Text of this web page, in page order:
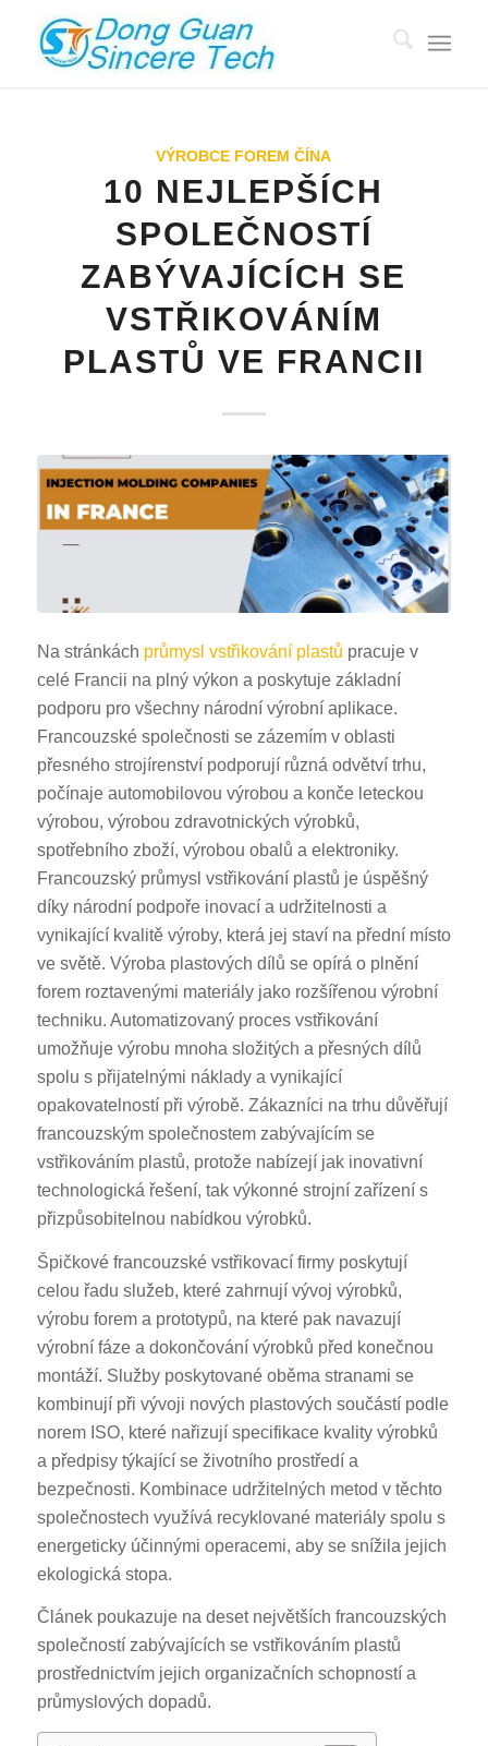
VÝROBCE FOREM ČÍNA
10 NEJLEPŠÍCH
SPOLEČNOSTÍ
ZABÝVAJÍCÍCH SE
VSTŘIKOVÁNÍM
PLASTŮ VE FRANCII
Na stránkách průmysl vstřikování plastů pracuje v
celé Francii na plný výkon a poskytuje základní
podporu pro všechny národní výrobní aplikace.
Francouzské společnosti se zázemím v oblasti
přesného strojírenství podporují různá odvětví trhu,
počínaje automobilovou výrobou a konče leteckou
výrobou, výrobou zdravotnických výrobků,
spotřebního zboží, výrobou obalů a elektroniky.
Francouzský průmysl vstřikování plastů je úspěšný
díky národní podpoře inovací a udržitelnosti a
vynikající kvalitě výroby, která jej staví na přední místo
ve světě. Výroba plastových dílů se opírá o plnění
forem roztavenými materiály jako rozšířenou výrobní
techniku. Automatizovaný proces vstřikování
umožňuje výrobu mnoha složitých a přesných dílů
spolu s přijatelnými náklady a vynikající
opakovatelností při výrobě. Zákazníci na trhu důvěřují
francouzským společnostem zabývajícím se
vstřikováním plastů, protože nabízejí jak inovativní
technologická řešení, tak výkonné strojní zařízení s
přizpůsobitelnou nabídkou výrobků.
Špičkové francouzské vstřikovací firmy poskytují
celou řadu služeb, které zahrnují vývoj výrobků,
výrobu forem a prototypů, na které pak navazují
výrobní fáze a dokončování výrobků před konečnou
montáží. Služby poskytované oběma stranami se
kombinují při vývoji nových plastových součástí podle
norem ISO, které nařizují specifikace kvality výrobků
a předpisy týkající se životního prostředí a
bezpečnosti. Kombinace udržitelných metod v těchto
společnostech využívá recyklované materiály spolu s
energeticky účinnými operacemi, aby se snížila jejich
ekologická stopa.
Článek poukazuje na deset největších francouzských
společností zabývajících se vstřikováním plastů
prostřednictvím jejich organizačních schopností a
průmyslových dopadů.